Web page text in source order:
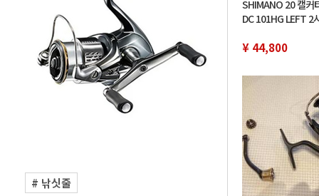
# 낚싯줄
SHIMANO 20 캘커
DC 101HG LEFT 2
¥ 44,800